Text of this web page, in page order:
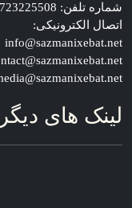
شماره تلفن: 0723225508 (+0064)
اتصال الکترونیکی:
info@sazmanixebat.net
لینک های دیگر